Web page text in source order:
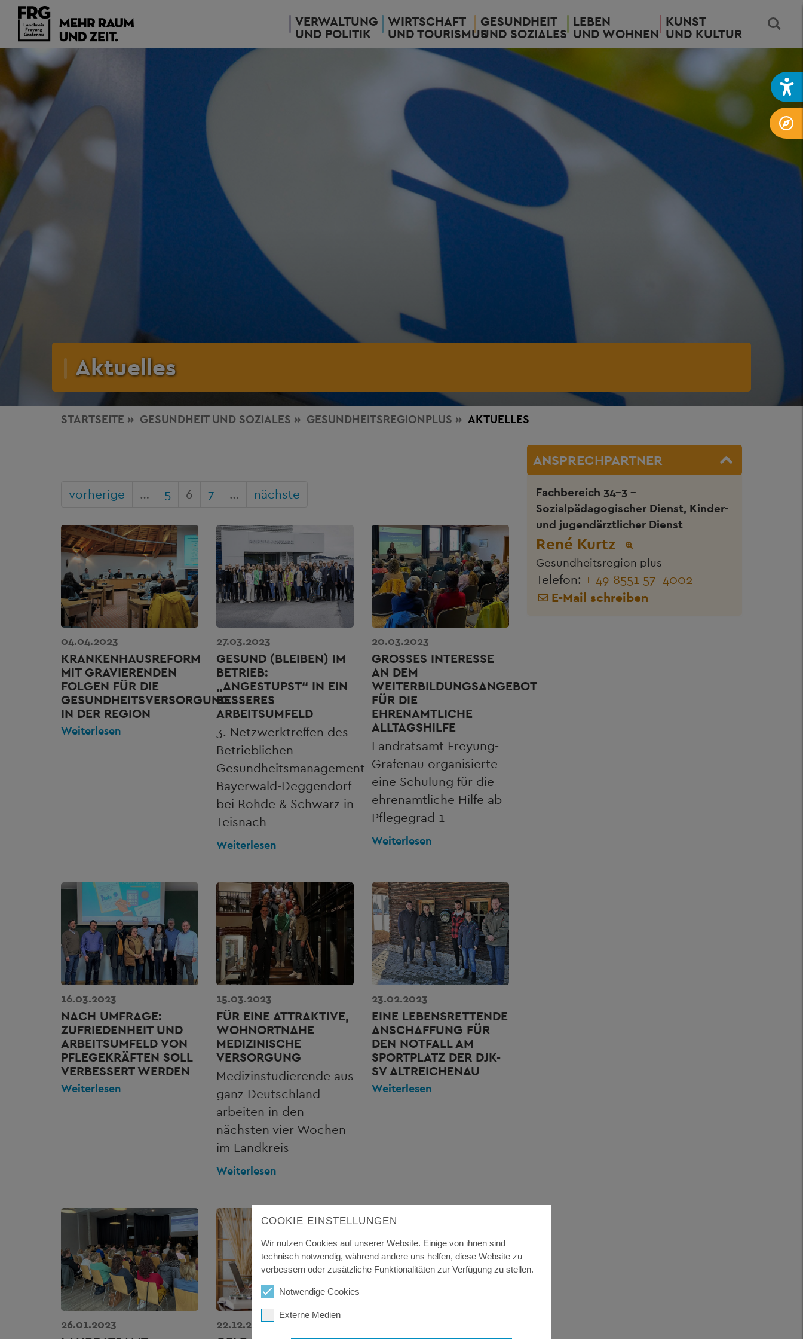
VERWALTUNG
UND POLITIK
WIRTSCHAFT
UND TOURISMUS
GESUNDHEIT
UND SOZIALES
LEBEN
UND WOHNEN
KUNST
UND KULTUR
Aktuelles
STARTSEITE GESUNDHEIT UND SOZIALES GESUNDHEITSREGIONPLUS AKTUELLES
vorherige … 5 6 7 … nächste
04.04.2023
KRANKENHAUSREFORM
MIT GRAVIERENDEN
FOLGEN FÜR DIE
GESUNDHEITSVERSORGUNG
IN DER REGION
Weiterlesen
27.03.2023
GESUND (BLEIBEN) IM
BETRIEB:
„ANGESTUPST“ IN EIN
BESSERES
ARBEITSUMFELD
3. Netzwerktreffen des
Betrieblichen
Gesundheitsmanagement
Bayerwald-Deggendorf
bei Rohde & Schwarz in
Teisnach
Weiterlesen
20.03.2023
GROSSES INTERESSE A
N DEM W
EITERBILDUNGSANGEBOT F
ÜR DIE E
HRENAMTLICHE A
LLTAGSHILFE
Landratsamt Freyung-
Grafenau organisierte
eine Schulung für die
ehrenamtliche Hilfe ab
Pflegegrad 1
Weiterlesen
16.03.2023
NACH UMFRAGE:
ZUFRIEDENHEIT UND
ARBEITSUMFELD VON
PFLEGEKRÄFTEN SOLL
VERBESSERT WERDEN
Weiterlesen
15.03.2023
FÜR EINE ATTRAKTIVE,
WOHNORTNAHE
MEDIZINISCHE
VERSORGUNG
Medizinstudierende aus
ganz Deutschland
arbeiten in den
nächsten vier Wochen
im Landkreis
Weiterlesen
23.02.2023
EINE LEBENSRETTENDE
ANSCHAFFUNG FÜR
DEN NOTFALL AM
SPORTPLATZ DER DJK-
SV ALTREICHENAU
Weiterlesen
26.01.2023 22.12.2022
ANSPRECHPARTNER
Fachbereich 34-3 -
Sozialpädagogischer Dienst, Kinder-
und jugendärztlicher Dienst
René Kurtz
Gesundheitsregion plus
Telefon: + 49 8551 57-4002
E-Mail schreiben
COOKIE EINSTELLUNGEN
Wir nutzen Cookies auf unserer Website. Einige von ihnen sind
technisch notwendig, während andere uns helfen, diese Website zu
verbessern oder zusätzliche Funktionalitäten zur Verfügung zu stellen.
Notwendige Cookies
Externe Medien